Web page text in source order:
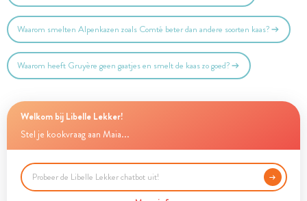
Waarom smelten Alpenkazen zoals Comté beter dan andere soorten kaas?
Waarom heeft Gruyère geen gaatjes en smelt de kaas zo goed?
Welkom bij Libelle Lekker!
Stel je kookvraag aan Maia...